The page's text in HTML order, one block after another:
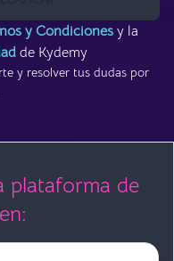
y Condiciones y la
de Kydemy
y resolver tus dudas por
plataforma de